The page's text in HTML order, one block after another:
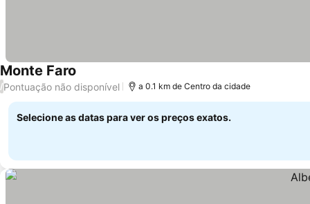
Monte Faro Ver preços
/Pontuação não disponível a 0.1 km de Centro da cidade
Selecione as datas para ver os preços exatos.